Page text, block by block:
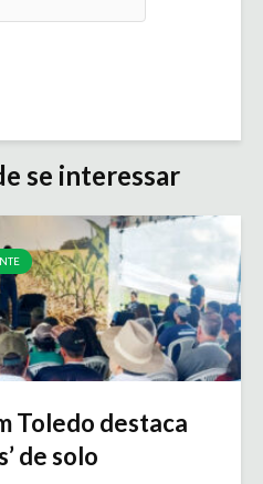
se interessar
Toledo destaca
de solo